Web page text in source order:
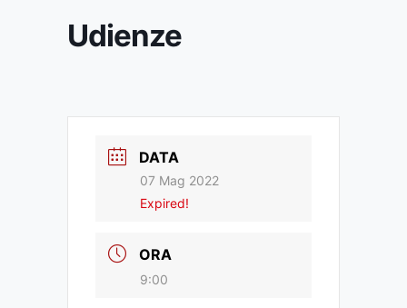
Udienze
DATA
07 Mag 2022
Expired!
ORA
9:00